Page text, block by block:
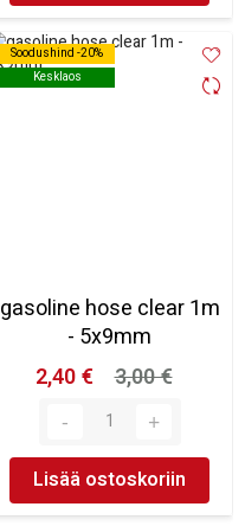
Soodushind -20%
Kesklaos
Soodushind -20%
Kesklaos
gasoline hose clear 1m
- 5x9mm
2,40 €
3,00 €
Lisää ostoskoriin